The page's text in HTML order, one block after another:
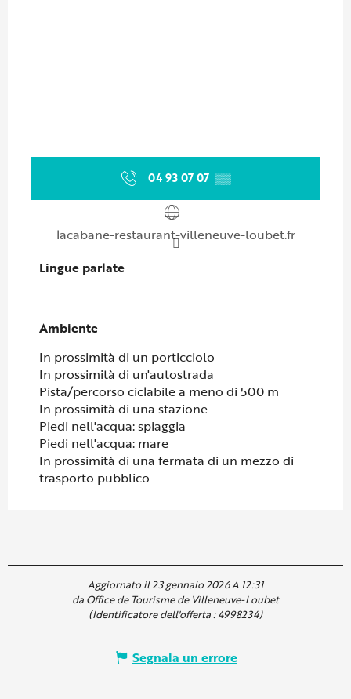
04 93 07 07 ▒▒
lacabane-restaurant-villeneuve-loubet.fr
Lingue parlate
Lingue parlate
Ambiente
Ambiente
In prossimità di un porticciolo
In prossimità di un'autostrada
Pista/percorso ciclabile a meno di 500 m
In prossimità di una stazione
Piedi nell'acqua: spiaggia
Piedi nell'acqua: mare
In prossimità di una fermata di un mezzo di
trasporto pubblico
Aggiornato il 23 gennaio 2026 A 12:31
da Office de Tourisme de Villeneuve-Loubet
(Identificatore dell'offerta :4998234)
Segnala un errore